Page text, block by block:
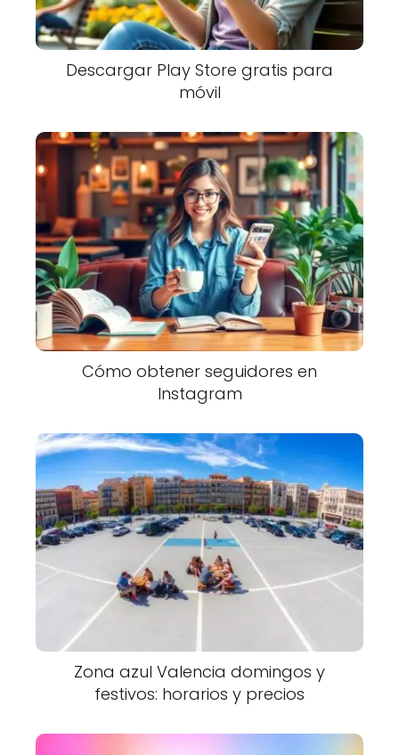
Descargar Play Store gratis para
móvil
Cómo obtener seguidores en
Instagram
Zona azul Valencia domingos y
festivos: horarios y precios